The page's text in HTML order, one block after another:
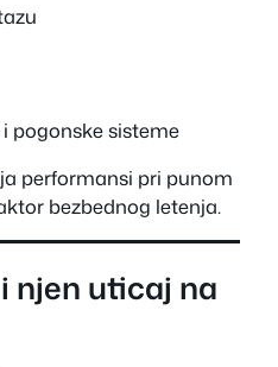
pogonske sisteme
performansi pri punom
bezbednog letenja.
njen uticaj na